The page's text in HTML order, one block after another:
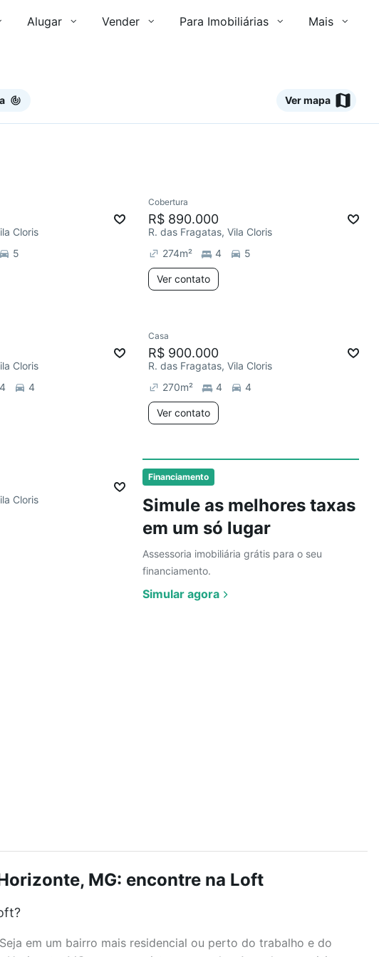
Alugar Vender Para Imobiliárias Mais
Ver mapa
Financiamento
Simule as melhores taxas
em um só lugar
Assessoria imobiliária grátis para o seu
financiamento.
Simular agora
Cloris
5
Redecorar
Cobertura
R$ 890.000
R. das Fragatas, Vila Cloris
274m² 4 5
Ver contato
Cloris
4 4
Casa
R$ 900.000
R. das Fragatas, Vila Cloris
270m² 4 4
Ver contato
Ver
Cloris
MG: encontre na Loft
em um bairro mais residencial ou perto do trabalho e do